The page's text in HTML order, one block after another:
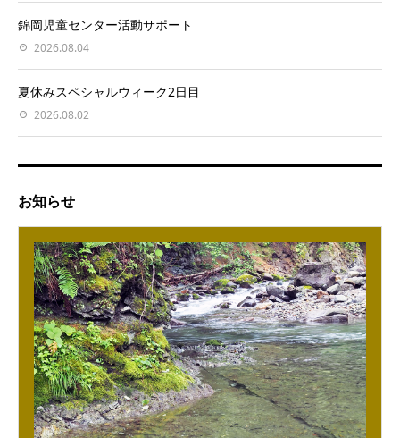
錦岡児童センター活動サポート
2026.08.04
夏休みスペシャルウィーク2日目
2026.08.02
お知らせ